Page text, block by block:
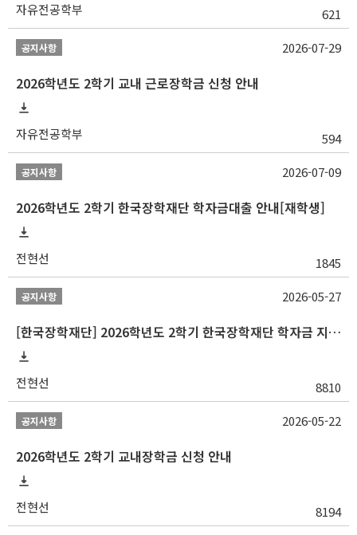
자유전공학부 621
공지사항
2026학년도 2학기 교내 근로장학금 신청 안내
자유전공학부 594
2026-07-29
공지사항
2026학년도 2학기 한국장학재단 학자금대출 안내[재학생]
전현선 1845
2026-07-09
공지사항
[한국장학재단] 2026학년도 2학기 한국장학재단 학자금 지원구간 산정 신청 안내
전현선 8810
2026-05-27
공지사항
2026학년도 2학기 교내장학금 신청 안내
전현선 8194
2026-05-22